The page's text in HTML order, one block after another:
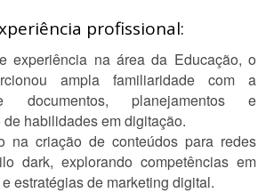
profissional:
experiência na área da Educação, o
ampla familiaridade com a
documentos, planejamentos e
habilidades em digitação.
na criação de conteúdos para redes
dark, explorando competências em
estratégias de marketing digital.